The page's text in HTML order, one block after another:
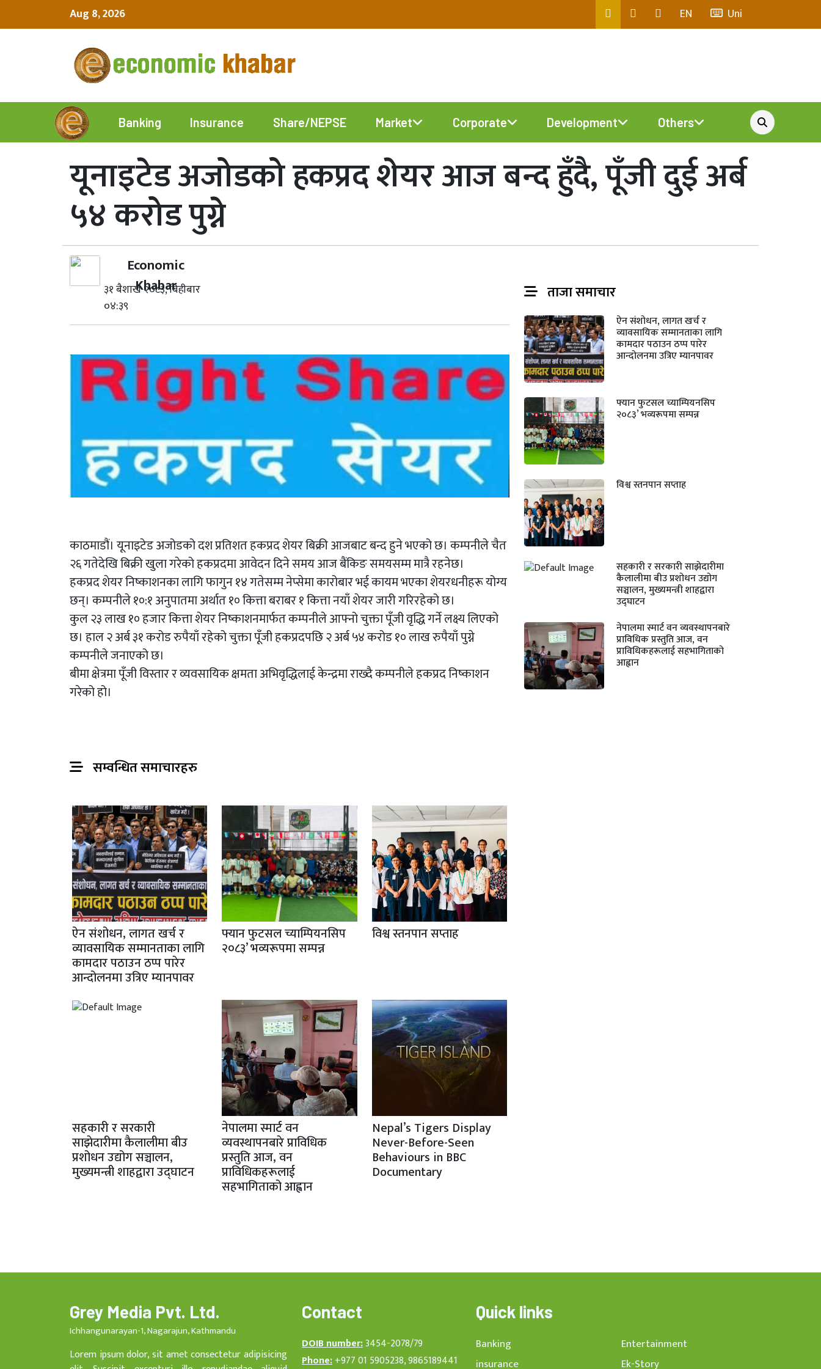
Aug 8, 2026 EN Uni
Banking Insurance Share/NEPSE Market Corporate Development Others
यूनाइटेड अजोडको हकप्रद शेयर आज बन्द हुँदै, पूँजी दुई अर्ब
५४ करोड पुग्ने
Economic
Khabar
३१ बैशाख २०८३, बिहीबार
०४:३९
काठमाडौं। यूनाइटेड अजोडको दश प्रतिशत हकप्रद शेयर बिक्री आजबाट बन्द हुने भएको छ। कम्पनीले चैत
२६ गतेदेखि बिक्री खुला गरेको हकप्रदमा आवेदन दिने समय आज बैंकिङ समयसम्म मात्रै रहनेछ।
हकप्रद शेयर निष्काशनका लागि फागुन १४ गतेसम्म नेप्सेमा कारोबार भई कायम भएका शेयरधनीहरू योग्य
छन्। कम्पनीले १०:१ अनुपातमा अर्थात १० कित्ता बराबर १ कित्ता नयाँ शेयर जारी गरिरहेको छ।
कुल २३ लाख १० हजार कित्ता शेयर निष्काशनमार्फत कम्पनीले आफ्नो चुक्ता पूँजी वृद्धि गर्ने लक्ष्य लिएको
छ। हाल २ अर्ब ३१ करोड रुपैयाँ रहेको चुक्ता पूँजी हकप्रदपछि २ अर्ब ५४ करोड १० लाख रुपैयाँ पुग्ने
कम्पनीले जनाएको छ।
बीमा क्षेत्रमा पूँजी विस्तार र व्यवसायिक क्षमता अभिवृद्धिलाई केन्द्रमा राख्दै कम्पनीले हकप्रद निष्काशन
गरेको हो।
सम्वन्धित समाचारहरु
ऐन संशोधन, लागत खर्च र
व्यावसायिक सम्मानताका लागि
कामदार पठाउन ठप्प पारेर
आन्दोलनमा उत्रिए म्यानपावर
फ्यान फुटसल च्याम्पियनसिप
२०८३’ भव्यरूपमा सम्पन्न
विश्व स्तनपान सप्ताह
सहकारी र सरकारी
साझेदारीमा कैलालीमा बीउ
प्रशोधन उद्योग सञ्चालन,
मुख्यमन्त्री शाहद्वारा उद्घाटन
नेपालमा स्मार्ट वन
व्यवस्थापनबारे प्राविधिक
प्रस्तुति आज, वन
प्राविधिकहरूलाई
सहभागिताको आह्वान
Nepal’s Tigers Display
Never-Before-Seen
Behaviours in BBC
Documentary
ताजा समाचार
ऐन संशोधन, लागत खर्च र
व्यावसायिक सम्मानताका लागि
कामदार पठाउन ठप्प पारेर
आन्दोलनमा उत्रिए म्यानपावर
फ्यान फुटसल च्याम्पियनसिप
२०८३’ भव्यरूपमा सम्पन्न
विश्व स्तनपान सप्ताह
सहकारी र सरकारी साझेदारीमा
कैलालीमा बीउ प्रशोधन उद्योग
सञ्चालन, मुख्यमन्त्री शाहद्वारा
उद्घाटन
नेपालमा स्मार्ट वन व्यवस्थापनबारे
प्राविधिक प्रस्तुति आज, वन
प्राविधिकहरूलाई सहभागिताको
आह्वान
Grey Media Pvt. Ltd.
Ichhangunarayan-1, Nagarajun, Kathmandu
Lorem ipsum dolor, sit amet consectetur adipisicing
Contact
DOIB number:3454-2078/79
Phone:+977 01 5905238, 9865189441
Quick links
Banking
insurance
Entertainment
Ek-Story